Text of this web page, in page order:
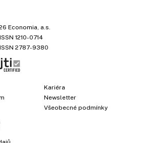
Economia, a.s.
ISSN 1210-0714
ISSN 2787-9380
Kariéra
Newsletter
Všeobecné podmínky